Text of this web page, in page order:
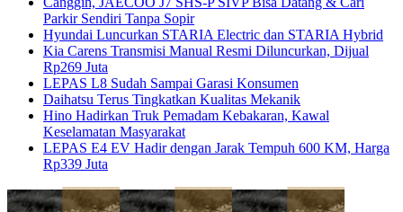
Parkir Sendiri Tanpa Sopir
Hyundai Luncurkan STARIA Electric dan STARIA Hybrid
Kia Carens Transmisi Manual Resmi Diluncurkan, Dijual
Rp269 Juta
LEPAS L8 Sudah Sampai Garasi Konsumen
Daihatsu Terus Tingkatkan Kualitas Mekanik
Hino Hadirkan Truk Pemadam Kebakaran, Kawal
Keselamatan Masyarakat
LEPAS E4 EV Hadir dengan Jarak Tempuh 600 KM, Harga
Rp339 Juta